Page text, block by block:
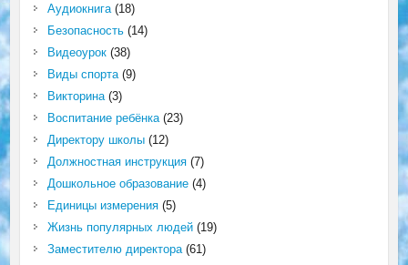
Аудиокнига(18)
Безопасность(14)
Видеоурок(38)
Виды спорта(9)
Викторина(3)
Воспитание ребёнка(23)
Директору школы(12)
Должностная инструкция(7)
Дошкольное образование(4)
Единицы измерения(5)
Жизнь популярных людей(19)
Заместителю директора(61)